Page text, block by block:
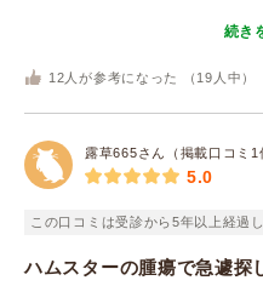
続き
12 人が参考になった （ 19 人中）
露草665さん（掲載口コミ1
5.0
この口コミは受診から5年以上経過
ハムスターの腫瘍で急遽探